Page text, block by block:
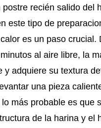
postre recién salido del
este tipo de
es un paso crucial.
al aire libre, la
y adquiere su textura
una pieza
más probable es que
de la harina y el